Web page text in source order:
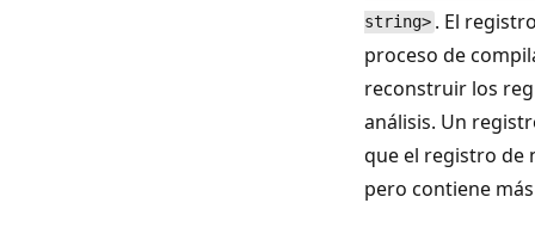
string> . El
proceso de
reconstruir los
análisis. Un
que el registro de
pero contiene